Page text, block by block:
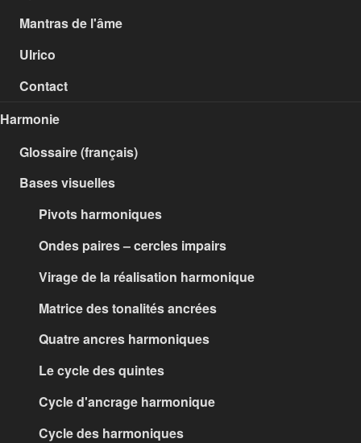
Mantras de l'âme
Ulrico
Contact
Harmonie
Glossaire (français)
Bases visuelles
Pivots harmoniques
Ondes paires – cercles impairs
Virage de la réalisation harmonique
Matrice des tonalités ancrées
Quatre ancres harmoniques
Le cycle des quintes
Cycle d'ancrage harmonique
Cycle des harmoniques